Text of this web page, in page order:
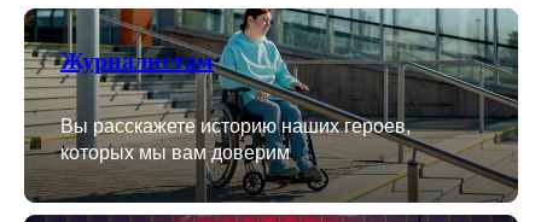
Журналистам
Вы расскажете историю наших героев,
которых мы вам доверим